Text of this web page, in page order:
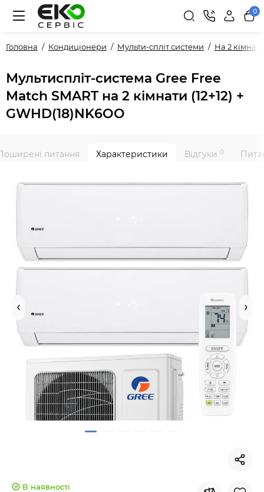
0
Головна Кондиціонери Мульти-спліт системи На 2
Мультиспліт-система Gree Free
Match SMART на 2 кімнати (12+12) +
GWHD(18)NK6OO
питання Характеристики Відгуки 0
В наявності